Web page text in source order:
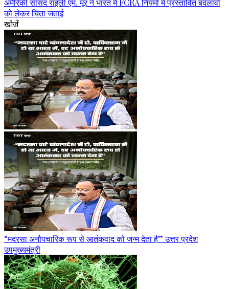
अमेरिकी सांसद राइली एम. मूर ने भारत में FCRA नियमों में प्रस्तावित बदलावों
को लेकर चिंता जताई
खोजें
“मदरसा अनौपचारिक रूप से आतंकवाद को जन्म देता है” उत्तर प्रदेश
उपमुख्यमंत्री